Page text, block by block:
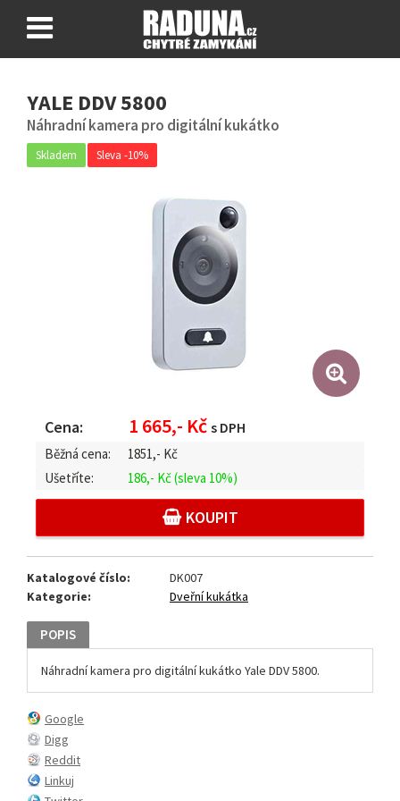
NÁVODY
CERTIFIKÁTY
Nákupní košík0 ks
YALE DDV 5800
Náhradní kamera pro digitální kukátko
Skladem Sleva -10%
Katalogové číslo:
DK007
Kategorie:
Dveřní kukátka
POPIS
Náhradní kamera pro digitální kukátko Yale DDV 5800.
Google
Digg
Reddit
Linkuj
Cena: 1 665,- Kč s DPH
Běžná cena: 1851,- Kč
Ušetříte:
186,- Kč(sleva 10%)
KOUPIT